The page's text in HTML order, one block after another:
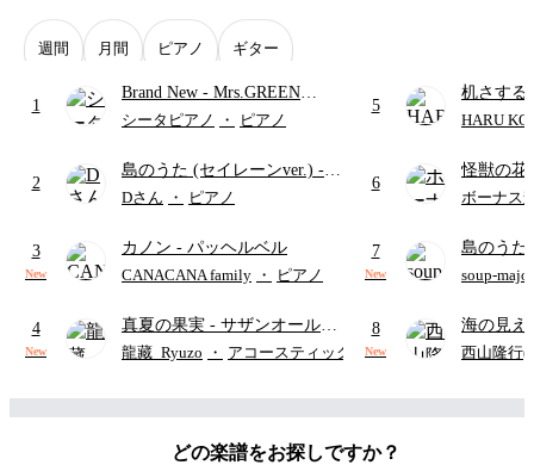
週間 月間 ピアノ ギター
1
Brand New - Mrs.GREEN
APPLE
シータピアノ ・ ピアノ
2
島のうた (セイレーンver.) -
セイレーン(CV.鈴木みのり)
ード・ペダル付き/『映画ちい
かわ 人魚の島のひみつ』よ
Dさん ・ ピアノ
3
New
カノン - パッヘルベル
CANACANA family ・ ピアノ
4
New
真夏の果実 - サザンオールス
ターズ
龍藏_Ryuzo ・ アコースティックギター
5
机さする
HARU
6
怪獣の
ードパー
ボーナス
7
New
島のうた
映画ちい
soup-majo
8
New
海の見
ウクレレ
西山隆行
どの楽譜をお探しですか？